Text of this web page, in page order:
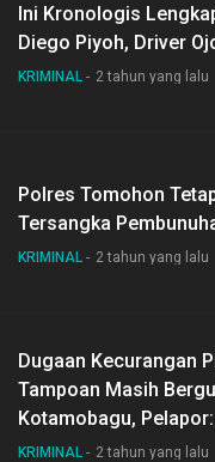
Ini Kronologis
Diego Piyoh, Driver
KRIMINAL 2 tahun yang lalu
Polres Tomohon
Tersangka
KRIMINAL 2 tahun yang lalu
Dugaan Kecurangan
Tampoan Masih
Kotamobagu,
Perkembangan
KRIMINAL 2 tahun yang lalu